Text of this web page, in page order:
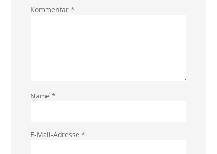
Kommentar *
Name *
E-Mail-Adresse *